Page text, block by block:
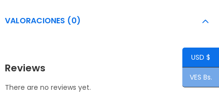
VALORACIONES (0)
Reviews
There are no reviews yet.
USD $
VES Bs.